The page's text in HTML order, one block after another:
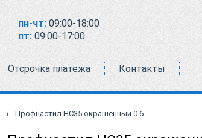
пн-чт: 09:00-18:00
пт: 09:00-17:00
Отсрочка платежа Контакты
› Профнастил НС35 окрашенный 0.6